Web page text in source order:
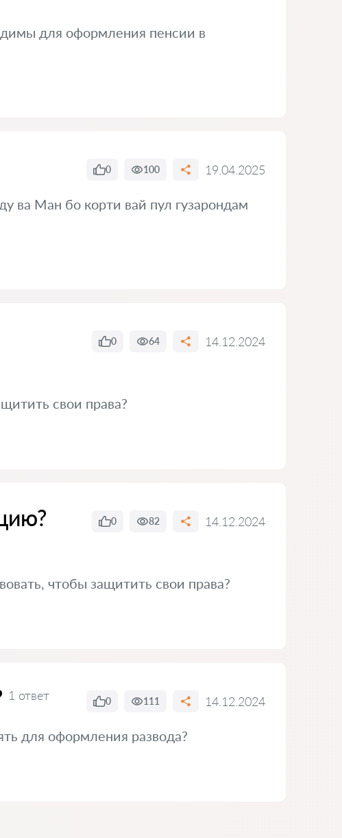
для оформления пенсии в
0 100 19.04.2025
ва Ман бо корти вай пул гузарондам
0 64 14.12.2024
свои права?
0 82 14.12.2024
чтобы защитить свои права?
1 ответ 0 111 14.12.2024
для оформления развода?